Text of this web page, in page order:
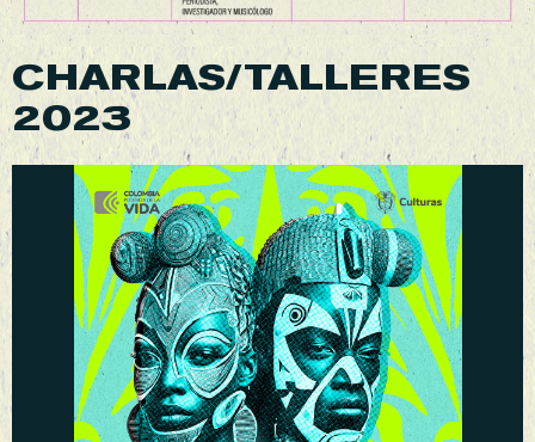
CHARLAS/TALLERES
2023
Previous